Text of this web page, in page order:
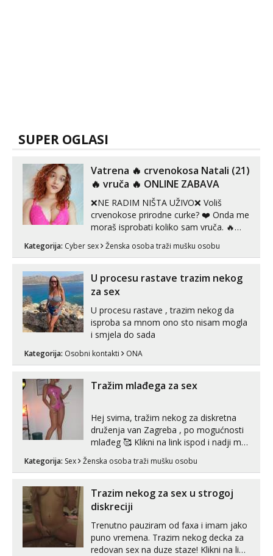
SUPER OGLASI
Vatrena ‎️‍🔥 crvenokosa Natali (21)
‎️‍🔥 vruča‎ ️‍🔥 ONLINE ZABAVA
❌NE RADIM NIŠTA UŽIVO❌ Voliš
crvenokose prirodne curke? ❤️ Onda me
moraš isprobati koliko sam vruča.‎ ️‍🔥
MLADA vražica koja ima 100%
prorodne grudi, 💦 Misli su mi uvijek
U mojoj raznolikoj ponudi možeš
pranaći nešto po svojoj mjeri. Sexi videa
Kategorija: Cyber sex Ženska osoba traži mušku osobu
U procesu rastave trazim nekog
za sex
U procesu rastave , trazim nekog da
isproba sa mnom ono sto nisam mogla
i smjela do sada
Kategorija: Osobni kontakti ONA
Tražim mlađega za sex
Hej svima, tražim nekog za diskretna
druženja van Zagreba , po mogućnosti
mlađeg 🥰 Klikni na link ispod i nadji me
Kategorija: Sex Ženska osoba traži mušku osobu
Trazim nekog za sex u strogoj
diskreciji
Trenutno pauziram od faxa i imam jako
puno vremena. Trazim nekog decka za
redovan sex na duze staze! Klikni na link